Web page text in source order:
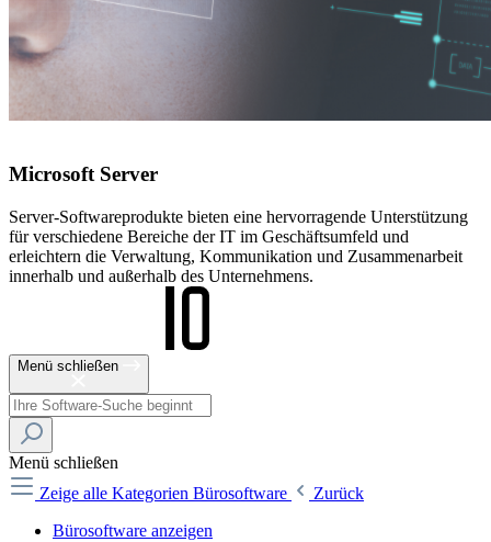
Microsoft Server
Server-Softwareprodukte bieten eine hervorragende Unterstützung
für verschiedene Bereiche der IT im Geschäftsumfeld und
erleichtern die Verwaltung, Kommunikation und Zusammenarbeit
innerhalb und außerhalb des Unternehmens.
Menü schließen
Menü schließen
Zeige alle Kategorien Bürosoftware
Zurück
Bürosoftware anzeigen